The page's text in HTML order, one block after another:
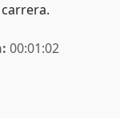
00:01:02